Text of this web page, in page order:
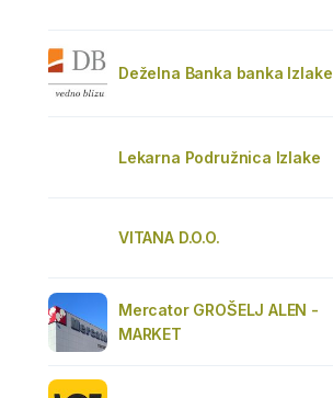
Deželna Banka banka Izlake
Lekarna Podružnica Izlake
VITANA D.O.O.
Mercator GROŠELJ ALEN -
MARKET